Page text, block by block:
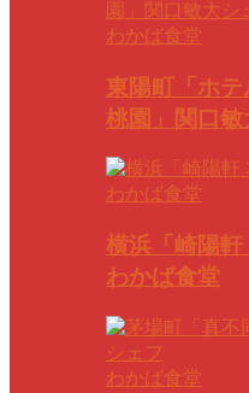
わかば食堂
東陽町「ホ
桃園」関口
わかば食堂
横浜「崎陽軒
わかば食堂
わかば食堂